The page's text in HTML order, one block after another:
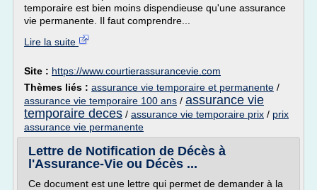
temporaire est bien moins dispendieuse qu'une assurance
vie permanente. Il faut comprendre...
Lire la suite
Site : https://www.courtierassurancevie.com
Thèmes liés : assurance vie temporaire et permanente /
assurance vie temporaire 100 ans / assurance vie
temporaire deces / assurance vie temporaire prix / prix
assurance vie permanente
Lettre de Notification de Décès à
l'Assurance-Vie ou Décès ...
Ce document est une lettre qui permet de demander à la